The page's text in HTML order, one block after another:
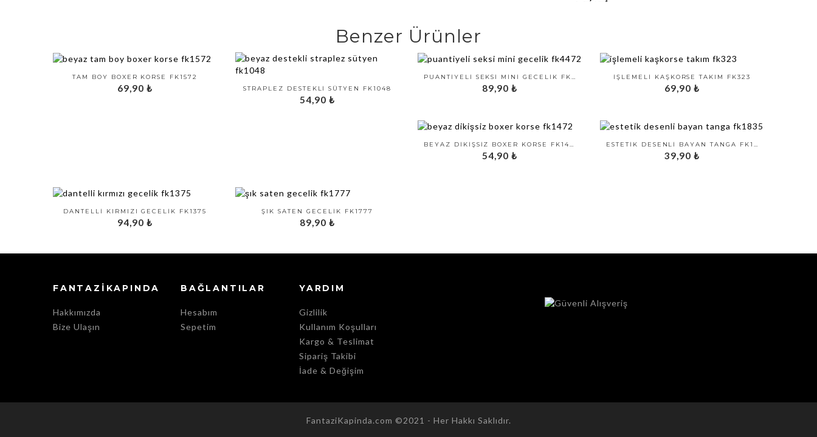
Benzer Ürünler
TAM BOY BOXER KORSE FK1572
69,90 ₺ STRAPLEZ DESTEKLI SÜTYEN FK1048
54,90 ₺
PUANTIYELI SEKSI MINI GECELIK FK4472
89,90 ₺
İŞLEMELI KAŞKORSE TAKIM FK323
69,90 ₺
54,90 ₺ 39,90 ₺
DANTELLI KIRMIZI GECELIK FK1375
94,90 ₺
ŞIK SATEN GECELIK FK1777
89,90 ₺
FANTAZIKAPINDA
Hakkımızda
Bize Ulaşın
BAĞLANTILAR
Hesabım
Sepetim
YARDIM
Gizlilik
Kullanım Koşulları
Kargo & Teslimat
Sipariş Takibi
İade & Değişim
FantaziKapinda.com ©2021 - Her Hakkı Saklıdır.